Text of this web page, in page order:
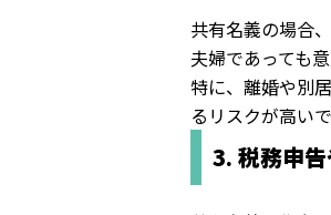
共有名義の場合
夫婦であっても
特に、離婚や別
るリスクが高い
3. 税務申